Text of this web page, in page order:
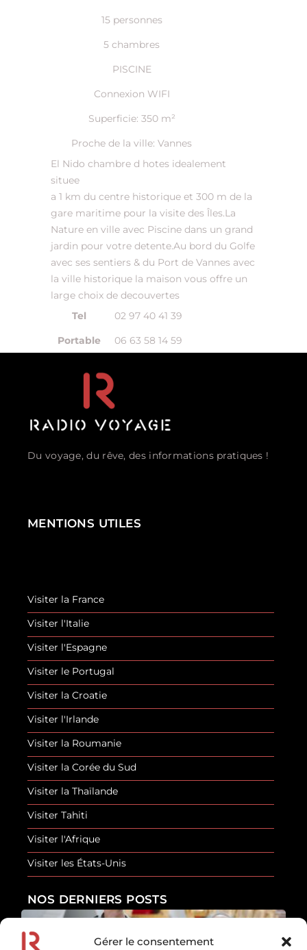
Gérer le consentement
15 personnes
5 chambres
PISCINE
Connexion WIFI
Superficie: 350 m²
Proche de la ville: Vannes
El Nido chambre d hotes idealement
situee
a 1 km du centre historique et 300 m de la
gare maritime pour la visite des Îles.La
Nature en ville avec Piscine dans un grand
jardin pour votre detente.Au bord du Golfe
avec ses sentiers & du Port de Vannes avec
la ville historique la maison vous offre un
large choix de decouvertes
Tel
02 97 40 41 39
Portable
06 63 58 14 59
Du voyage, du rêve, des informations pratiques !
MENTIONS UTILES
Visiter la France
Visiter l'Italie
Visiter l'Espagne
Visiter le Portugal
Visiter la Croatie
Visiter l'Irlande
Visiter la Roumanie
Visiter la Corée du Sud
Visiter la Thaïlande
Visiter Tahiti
Visiter l'Afrique
Visiter les États-Unis
NOS DERNIERS POSTS